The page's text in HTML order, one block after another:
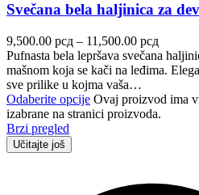
Svečana bela haljinica za
9,500.00 рсд – 11,500.00 рсд
Pufnasta bela lepršava svečana
mašnom koja se kači na leđima.
sve prilike u kojma vaša…
Odaberite opcije Ovaj proizvod ima
izabrane na stranici proizvoda.
Brzi pregled
Učitajte još